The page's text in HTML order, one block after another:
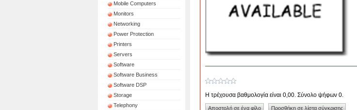
Mobile Computers
Monitors
Networking
Power Protection
Printers
Servers
Software
Software Business
Software DSP
Storage
Telephony
Η τρέχουσα βαθμολογία είναι 0,00. Σύνολο ψήφων 0.